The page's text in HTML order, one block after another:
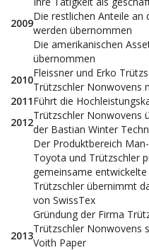
2009
Die restlichen Anteile an
werden übernommen
Die amerikanischen
übernommen
2010
Fleissner und Erko
Trützschler Nonwovens
2011Führt die
2012
Trützschler Nonwovens
der Bastian Winter
Der Produktbereich
Toyota und Trützschler
gemeinsame
Trützschler übernimmt
von SwissTex
Gründung der Firma
2013
Trützschler Nonwovens
Voith Paper